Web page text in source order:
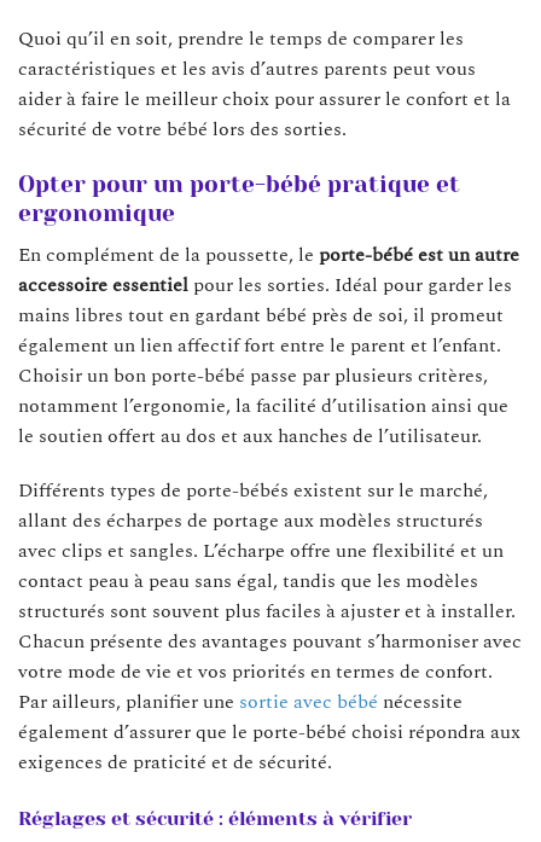
Quoi qu’il en soit, prendre le temps de comparer les
caractéristiques et les avis d’autres parents peut vous
aider à faire le meilleur choix pour assurer le confort et la
sécurité de votre bébé lors des sorties.
Opter pour un porte-bébé pratique et
ergonomique
En complément de la poussette, le porte-bébé est un autre
accessoire essentiel pour les sorties. Idéal pour garder les
mains libres tout en gardant bébé près de soi, il promeut
également un lien affectif fort entre le parent et l’enfant.
Choisir un bon porte-bébé passe par plusieurs critères,
notamment l’ergonomie, la facilité d’utilisation ainsi que
le soutien offert au dos et aux hanches de l’utilisateur.
Différents types de porte-bébés existent sur le marché,
allant des écharpes de portage aux modèles structurés
avec clips et sangles. L’écharpe offre une flexibilité et un
contact peau à peau sans égal, tandis que les modèles
structurés sont souvent plus faciles à ajuster et à installer.
Chacun présente des avantages pouvant s’harmoniser avec
votre mode de vie et vos priorités en termes de confort.
Par ailleurs, planifier une sortie avec bébé nécessite
également d’assurer que le porte-bébé choisi répondra aux
exigences de praticité et de sécurité.
Réglages et sécurité : éléments à vérifier